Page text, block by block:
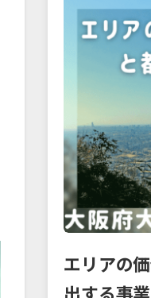
エリアの
出する事業